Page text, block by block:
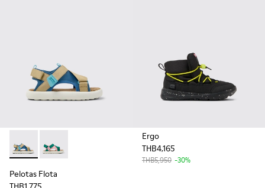
Pelotas Flota - K800636-003 - Multicolor Recycled PET
Pelotas Flota - K800636-002 - Multicolor Recycled
Pelotas Flota
Ergo
THB4,165
THB5,950 -30%